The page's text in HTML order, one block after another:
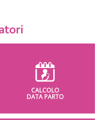
CALCOLO
DATA PARTO